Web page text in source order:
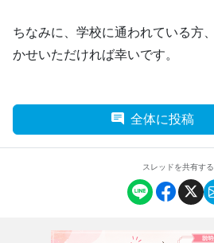
ちなみに、学校に通われている方
かせいただければ幸いです。
全体に投稿
スレッドを共有する